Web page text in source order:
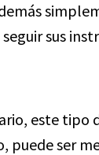
sus
este tipo
puede ser